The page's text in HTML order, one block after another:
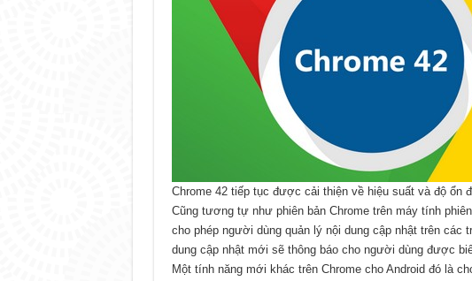
Chrome 42 tiếp tục được cải thiện về hiệu suất và độ ổn
Cũng tương tự như phiên bản Chrome trên máy tính
cho phép người dùng quản lý nội dung cập nhật trên các
dung cập nhật mới sẽ thông báo cho người dùng được
Một tính năng mới khác trên Chrome cho Android đó là